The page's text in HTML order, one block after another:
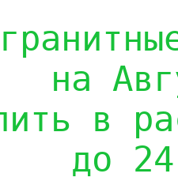
на
в
до